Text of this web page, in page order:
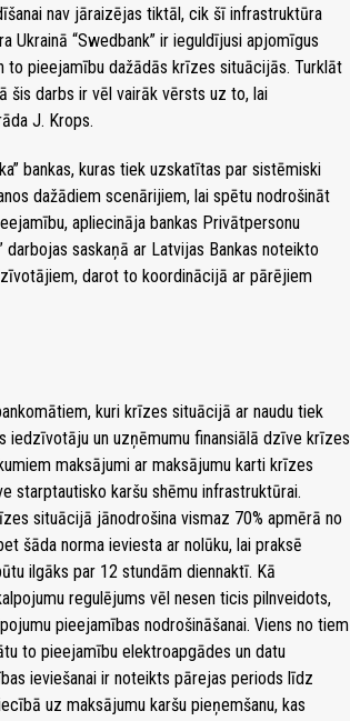
nav jāraizējas tiktāl, cik šī infrastruktūra
Ukrainā “Swedbank” ir ieguldījusi apjomīgus
to pieejamību dažādās krīzes situācijās. Turklāt
šis darbs ir vēl vairāk vērsts uz to, lai
J. Krops.
bankas, kuras tiek uzskatītas par sistēmiski
dažādiem scenārijiem, lai spētu nodrošināt
apliecināja bankas Privātpersonu
saskaņā ar Latvijas Bankas noteikto
darot to koordinācijā ar pārējiem
kuri krīzes situācijā ar naudu tiek
iedzīvotāju un uzņēmumu finansiālā dzīve krīzes
maksājumi ar maksājumu karti krīzes
starptautisko karšu shēmu infrastruktūrai.
situācijā jānodrošina vismaz 70% apmērā no
šāda norma ieviesta ar nolūku, lai praksē
ilgāks par 12 stundām diennaktī. Kā
regulējums vēl nesen ticis pilnveidots,
pieejamības nodrošināšanai. Viens no tiem
to pieejamību elektroapgādes un datu
ieviešanai ir noteikts pārejas periods līdz
uz maksājumu karšu pieņemšanu, kas